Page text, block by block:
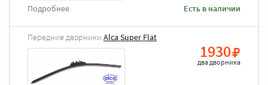
Есть в наличии
Подробнее
Передние дворники Alca Super Flat
1930
два дворника